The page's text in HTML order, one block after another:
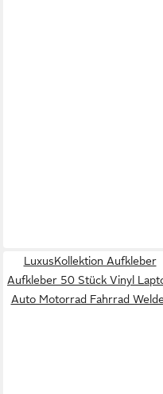
LuxusKollektion Aufkleber
Aufkleber 50 Stück Vinyl
Auto Motorrad Fahrrad